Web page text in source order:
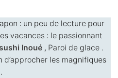
: un peu de lecture pour
vacances : le passionnant
Inoué , Paroi de glace .
d’approcher les magnifiques